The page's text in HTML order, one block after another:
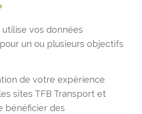
utilise vos données
un ou plusieurs objectifs
de votre expérience
sites TFB Transport et
bénéficier des